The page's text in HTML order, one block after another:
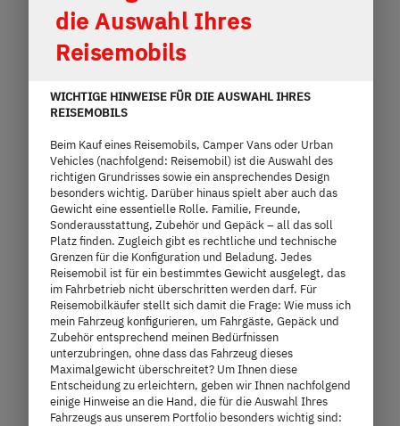
5,99 m
Länge Technisch zulässige Gesamtmasse
die Auswahl Ihres
Reisemobils
WICHTIGE HINWEISE FÜR DIE AUSWAHL IHRES
REISEMOBILS
Beim Kauf eines Reisemobils, Camper Vans oder Urban
Vehicles (nachfolgend: Reisemobil) ist die Auswahl des
richtigen Grundrisses sowie ein ansprechendes Design
besonders wichtig. Darüber hinaus spielt aber auch das
Gewicht eine essentielle Rolle. Familie, Freunde,
Sonderausstattung, Zubehör und Gepäck – all das soll
Platz finden. Zugleich gibt es rechtliche und technische
Grenzen für die Konfiguration und Beladung. Jedes
Reisemobil ist für ein bestimmtes Gewicht ausgelegt, das
im Fahrbetrieb nicht überschritten werden darf. Für
Reisemobilkäufer stellt sich damit die Frage: Wie muss ich
mein Fahrzeug konfigurieren, um Fahrgäste, Gepäck und
Zubehör entsprechend meinen Bedürfnissen
unterzubringen, ohne dass das Fahrzeug dieses
Maximalgewicht überschreitet? Um Ihnen diese
Entscheidung zu erleichtern, geben wir Ihnen nachfolgend
einige Hinweise an die Hand, die für die Auswahl Ihres
Fahrzeugs aus unserem Portfolio besonders wichtig sind: